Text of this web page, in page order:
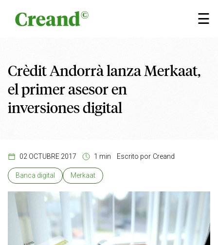
☰
×
Crèdit Andorrà lanza Merkaat,
el primer asesor en
inversiones digital
02 OCTUBRE 2017 1 min Escrito por Creand
Banca digital Merkaat